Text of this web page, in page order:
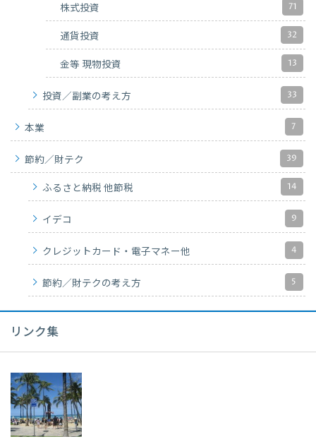
株式投資 71
通貨投資 32
金等 現物投資 13
投資／副業の考え方 33
本業 7
節約／財テク 39
ふるさと納税 他節税 14
イデコ 9
クレジットカード・電子マネー他 4
節約／財テクの考え方 5
リンク集